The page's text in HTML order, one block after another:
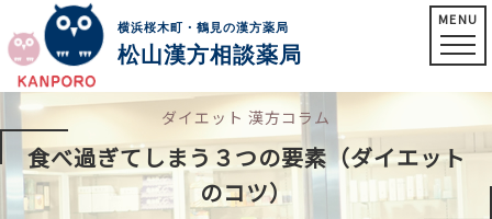
横浜桜木町・鶴見の漢方薬局
松山漢方相談薬局
MENU
ダイエット 漢方コラム
食べ過ぎてしまう３つの要素（ダイエット
のコツ）